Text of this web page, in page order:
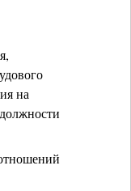
на